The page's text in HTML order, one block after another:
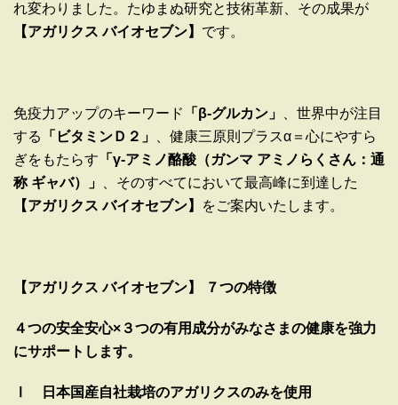
れ変わりました。たゆまぬ研究と技術革新、その成果が
【アガリクス バイオセブン】 です。
免疫力アップのキーワード 「β-グルカン」
、世界中が注目
する
「ビタミンＤ２」
、健康三原則プラスα＝心にやすら
ぎをもたらす 「γ-アミノ酪酸（ガンマ アミノらくさん：通
称 ギャバ）」
、そのすべてにおいて最高峰に到達した
【アガリクス バイオセブン】 をご案内いたします。
【アガリクス バイオセブン】 ７つの特徴
４つの安全安心×３つの有用成分がみなさまの健康を強力
にサポートします。
Ⅰ 日本国産自社栽培のアガリクスのみを使用